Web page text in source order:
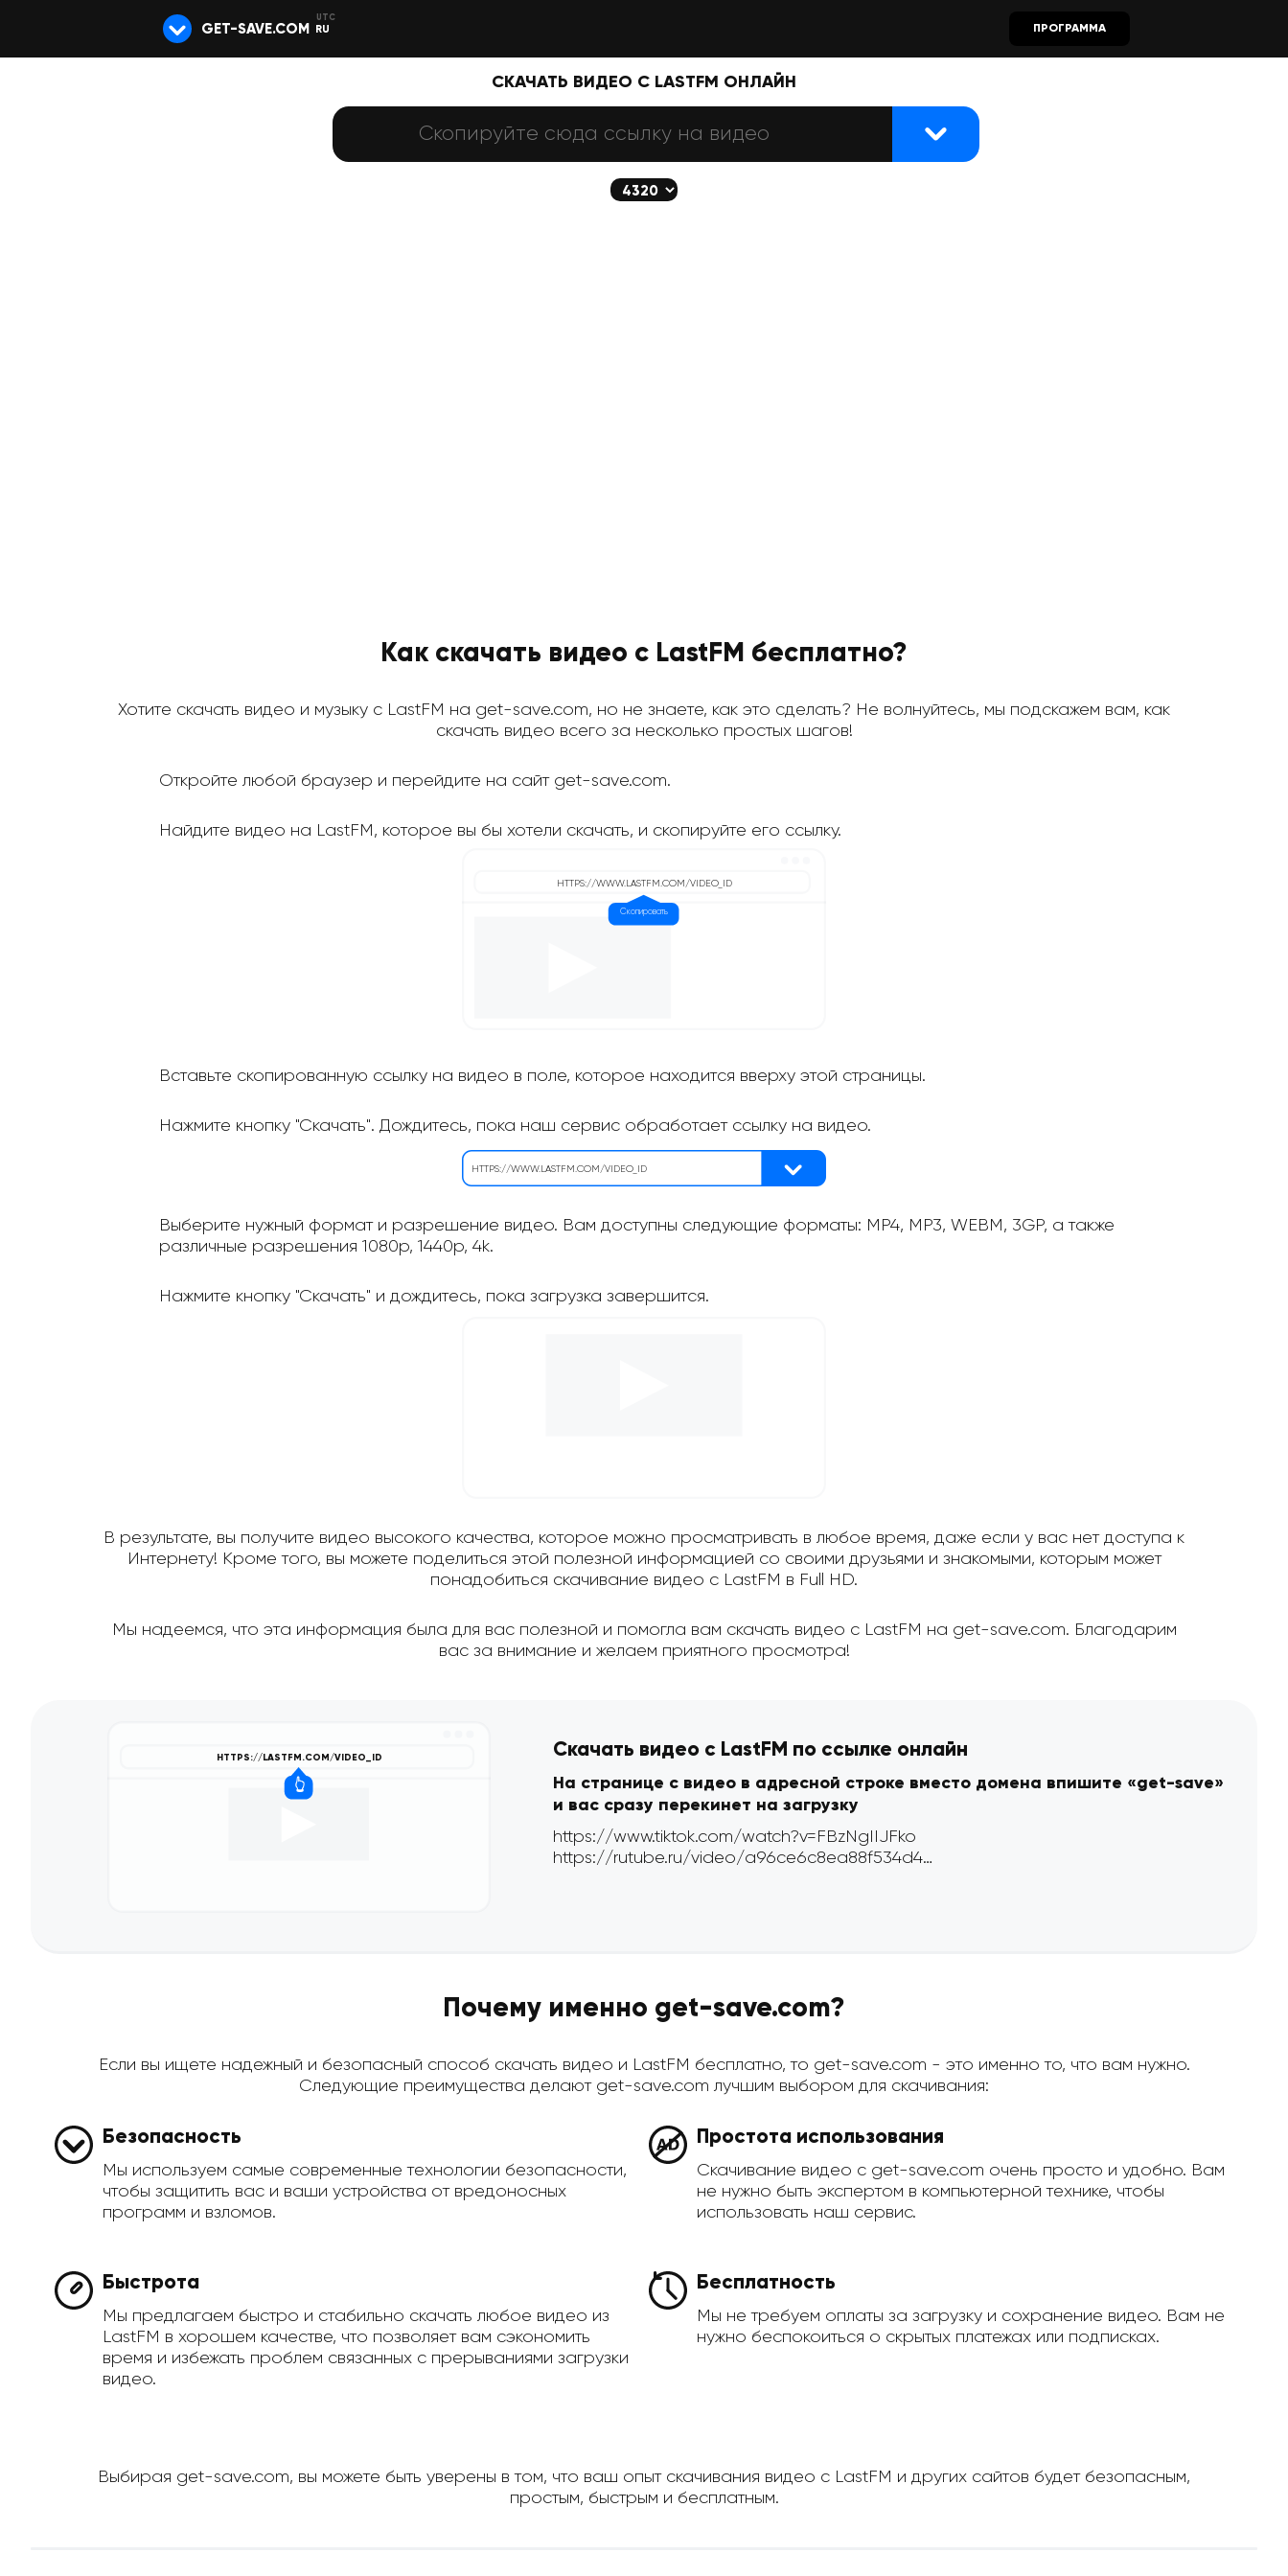
GET-SAVE.COM RU ПРОГРАММА
СКАЧАТЬ ВИДЕО С LASTFM ОНЛАЙН
Как скачать видео с LastFM бесплатно?
Хотите скачать видео и музыку с LastFM на get-save.com, но не знаете, как это сделать? Не волнуйтесь, мы подскажем вам, как
скачать видео всего за несколько простых шагов!
Откройте любой браузер и перейдите на сайт get-save.com.
Найдите видео на LastFM, которое вы бы хотели скачать, и скопируйте его ссылку.
Вставьте скопированную ссылку на видео в поле, которое находится вверху этой страницы.
Нажмите кнопку "Скачать". Дождитесь, пока наш сервис обработает ссылку на видео.
Выберите нужный формат и разрешение видео. Вам доступны следующие форматы: MP4, MP3, WEBM, 3GP, а также
различные разрешения 1080p, 1440p, 4k.
Нажмите кнопку "Скачать" и дождитесь, пока загрузка завершится.
В результате, вы получите видео высокого качества, которое можно просматривать в любое время, даже если у вас нет доступа к
Интернету! Кроме того, вы можете поделиться этой полезной информацией со своими друзьями и знакомыми, которым может
понадобиться скачивание видео с LastFM в Full HD.
Мы надеемся, что эта информация была для вас полезной и помогла вам скачать видео с LastFM на get-save.com. Благодарим
вас за внимание и желаем приятного просмотра!
Скачать видео с LastFM по ссылке онлайн
На странице с видео в адресной строке вместо домена впишите «get-save»
и вас сразу перекинет на загрузку
Почему именно get-save.com?
Если вы ищете надежный и безопасный способ скачать видео и LastFM бесплатно, то get-save.com - это именно то, что вам нужно.
Следующие преимущества делают get-save.com лучшим выбором для скачивания:
Безопасность
Мы используем самые современные технологии безопасности,
чтобы защитить вас и ваши устройства от вредоносных
программ и взломов.
Простота использования
Скачивание видео с get-save.com очень просто и удобно. Вам
не нужно быть экспертом в компьютерной технике, чтобы
использовать наш сервис.
Быстрота
Мы предлагаем быстро и стабильно скачать любое видео из
LastFM в хорошем качестве, что позволяет вам сэкономить
время и избежать проблем связанных с прерываниями загрузки
видео.
Бесплатность
Мы не требуем оплаты за загрузку и сохранение видео. Вам не
нужно беспокоиться о скрытых платежах или подписках.
Выбирая get-save.com, вы можете быть уверены в том, что ваш опыт скачивания видео с LastFM и других сайтов будет безопасным,
простым, быстрым и бесплатным.